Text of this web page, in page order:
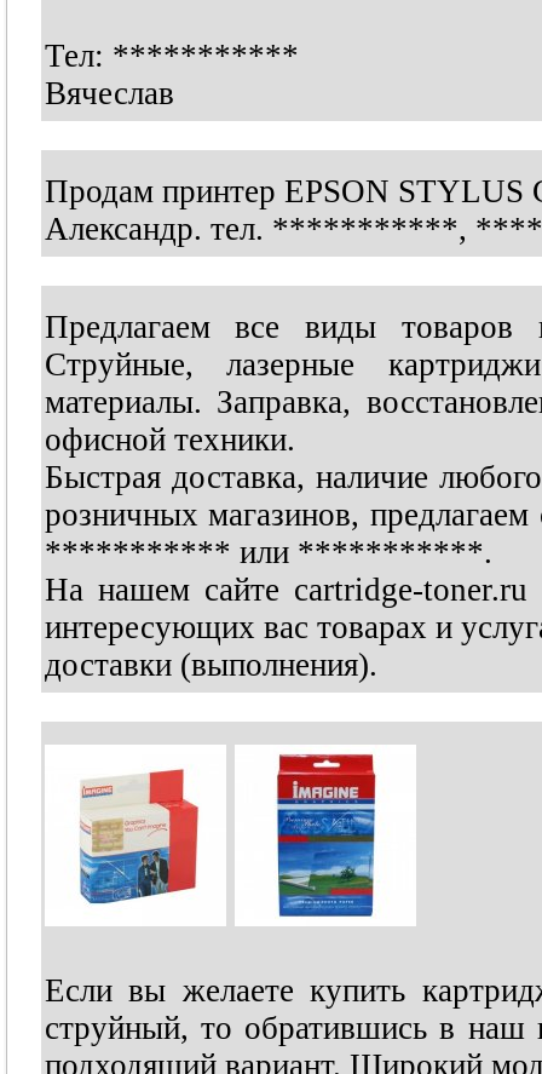
Тел: ***********
Вячеслав
Продам принтер EPSON STYLUS
Александр. тел. ***********,
Предлагаем все виды товаров
Струйные, лазерные
материалы. Заправка,
офисной техники.
Быстрая доставка, наличие
розничных магазинов,
*********** или ***********.
На нашем сайте cartridge-
интересующих вас товарах и
доставки (выполнения).
Если вы желаете купить
струйный, то обратившись в наш
подходящий вариант. Широкий